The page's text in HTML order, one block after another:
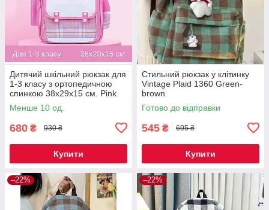
Дитячий шкільний рюкзак для
1-3 класу з ортопедичною
спинкою 38х29х15 см. Pink
Менше 10 од.
680 ₴ 930 ₴
Купити
Стильний рюкзак у клітинку
Vintage Plaid 1360 Green-
brown
Готово до відправки
545 ₴ 695 ₴
Купити
–22% –22%